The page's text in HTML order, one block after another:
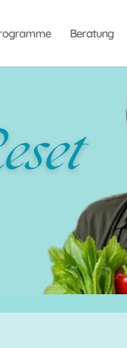
Beratung